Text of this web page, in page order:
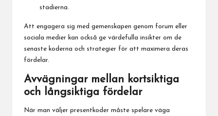
stadierna.
Att engagera sig med gemenskapen genom forum eller
sociala medier kan också ge värdefulla insikter om de
senaste koderna och strategier för att maximera deras
fördelar.
Avvägningar mellan kortsiktiga
och långsiktiga fördelar
När man väljer presentkoder måste spelare väga